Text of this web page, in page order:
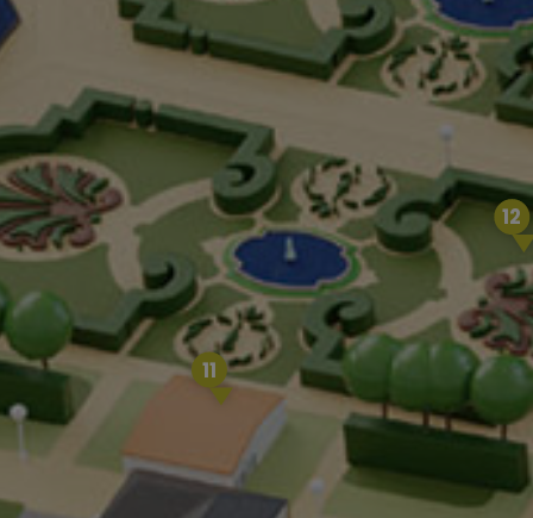
11
12